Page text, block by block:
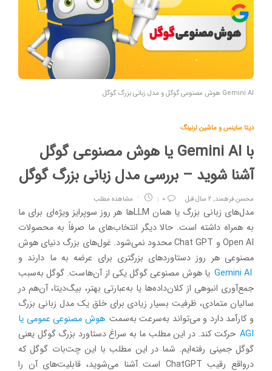
Gemini AI هوش مصنوعی گوگل و مدل زبانی بزرگ گوگل
دیتا ساینس و ماشین لرنینگ
با Gemini AI یا هوش مصنوعی گوگل
آشنا شوید – بررسی مدل زبانی بزرگ گوگل
محسن فرهمند,۲ سال قبل ۰ مشاهده مطلب
مدل‌های زبانی بزرگ یا همان LLMها هر روز سوپرایز ویژه‌ای برای ما
به همراه داشته است. حالا دیگر انتخاب‌های ما صرفاً به محصولات
Open AI و Chat GPT محدود نمی‌شود. غول‌های بزرگ دنیای هوش
مصنوعی هر روز دستاوردهای بزرگتری برای عرضه به ما دارند و
Gemini AI یا هوش مصنوعی گوگل یکی از آن‌هاست. گوگل به‌سبب
جمع‌آوری انبوهی از کلان‌داده‌ها یا به‌عبارتی بهتر،‌ بیگ‌دیتا، آن‌هم در
سالیان متمادی، ظرفیت بسیار زیادی برای خلق یک مدل زبانی بزرگ
و کارآمد دارد و می‌تواند به‌سرعت به‌سمت هوش مصنوعی عمومی یا
AGI حرکت کند. در این مطلب ما به سراغ دستاورد بزرگ گوگل یعنی
گوگل جمینی رفته‌ایم. شما در این مطلب با این چت‌بات گوگل که
درواقع رقیب ChatGPT است آشنا می‌شوید، قابلیت‌های آن را